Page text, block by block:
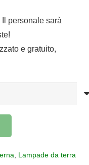
personale sarà
e gratuito,
Lampade da terra